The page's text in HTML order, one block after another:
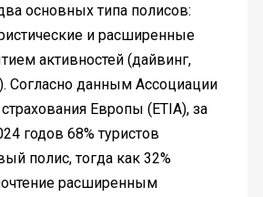
основных типа полисов:
и расширенные
активностей (дайвинг,
Согласно данным Ассоциации
Европы (ETIA), за
годов 68% туристов
полис, тогда как 32%
расширенным